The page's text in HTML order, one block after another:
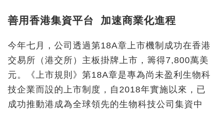
善用香港集資平台 加速商業化進程
今年七月，公司透過第18A章上市機制成功在香港
交易所（港交所）主板掛牌上市，籌得7,800萬美
元。《上市規則》第18A章是專為尚未盈利生物科
技企業而設的上市制度，自2018年實施以來，已
成功推動港成為全球領先的生物科技公司集資中